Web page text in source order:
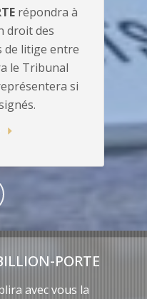
répondra à
droit des
de litige entre
le Tribunal
si
PORTE
avec vous la